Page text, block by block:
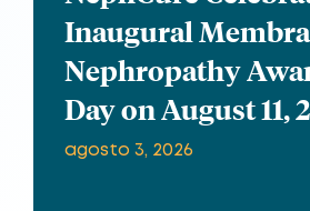
Inaugural
Nephropathy
Day on August 11,
agosto 3, 2026